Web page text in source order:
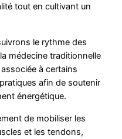
tout en cultivant un
le rythme des
médecine traditionnelle
à certains
afin de soutenir
énergétique.
de mobiliser les
et les tendons,